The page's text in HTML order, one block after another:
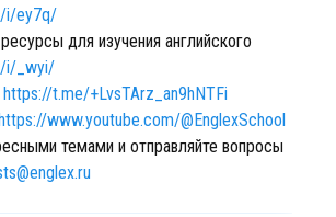
i/ey7q/
для изучения английского
i/_wyi/
https://t.me/+LvsTArz_an9hNTFi
www.youtube.com/@EnglexSchool
темами и отправляйте вопросы